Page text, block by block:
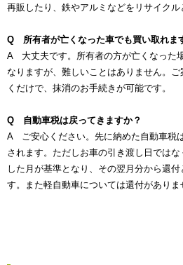
再販したり、鉄やアルミなどをリサイクル
Q 所有者が亡くなった車でも買い取れま
A 大丈夫です。所有者の方が亡くなった
なりますが、難しいことはありません。
くだけで、抹消のお手続きが可能です。
Q 自動車税は戻ってきますか？
A ご安心ください。先に納めた自動車税
されます。ただしお車の引き渡し日では
した月が基準となり、その翌月分から還
す。また軽自動車については還付がありま